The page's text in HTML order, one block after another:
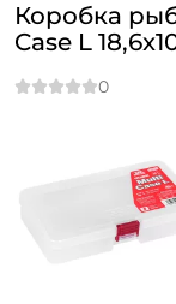
Коробка
Case L